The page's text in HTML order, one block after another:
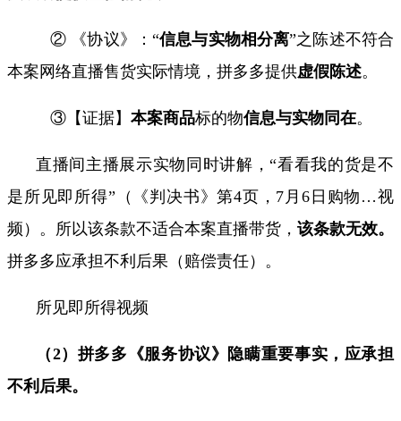
② 《协议》： “信息与实物相分离”之陈述不符合
本案网络直播售货实际情境，拼多多提供虚假陈述。
③【证据】 本案商品标的物信息与实物同在。
直播间主播展示实物同时讲解，“看看我的货是不
是 所见即所得”（《判决书》第4页， 7 月6 日购物 …视
频 ）。所以该条款不适合本案直播带货， 该条款无效。
拼多多应承担不利后果（赔偿责任）。
所见即所得视频
（2）拼多多《服务协议》隐瞒重要事实，应承担
不利后果。